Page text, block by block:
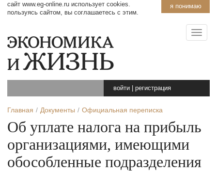
я понимаю
сайт www.eg-online.ru использует cookies.
пользуясь сайтом, вы соглашаетесь с этим.
войти регистрация
Главная Документы Официальная переписка
Об уплате налога на прибыль
организациями, имеющими
обособленные подразделения